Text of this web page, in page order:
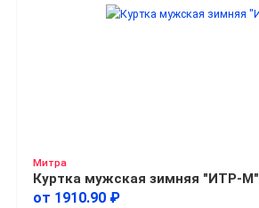
Митра
Куртка мужская зимняя "ИТР-М"
от 1910.90 ₽